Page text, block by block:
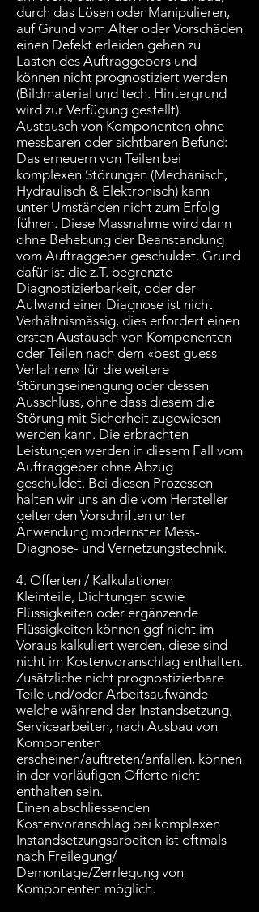
durch das Lösen oder Manipulieren,
auf Grund vom Alter oder Vorschäden
einen Defekt erleiden gehen zu
Lasten des Auftraggebers und
können nicht prognostiziert werden
(Bildmaterial und tech. Hintergrund
wird zur Verfügung gestellt).
Austausch von Komponenten ohne
messbaren oder sichtbaren Befund:
Das erneuern von Teilen bei
komplexen Störungen (Mechanisch,
Hydraulisch & Elektronisch) kann
unter Umständen nicht zum Erfolg
führen. Diese Massnahme wird dann
ohne Behebung der Beanstandung
vom Auftraggeber geschuldet. Grund
dafür ist die z.T. begrenzte
Diagnostizierbarkeit, oder der
Aufwand einer Diagnose ist nicht
Verhältnismässig, dies erfordert einen
ersten Austausch von Komponenten
oder Teilen nach dem «best guess
Verfahren» für die weitere
Störungseinengung oder dessen
Ausschluss, ohne dass diesem die
Störung mit Sicherheit zugewiesen
werden kann. Die erbrachten
Leistungen werden in diesem Fall vom
Auftraggeber ohne Abzug
geschuldet. Bei diesen Prozessen
halten wir uns an die vom Hersteller
geltenden Vorschriften unter
Anwendung modernster Mess-
Diagnose- und Vernetzungstechnik.
4. Offerten / Kalkulationen
Kleinteile, Dichtungen sowie
Flüssigkeiten oder ergänzende
Flüssigkeiten können ggf nicht im
Voraus kalkuliert werden, diese sind
nicht im Kostenvoranschlag enthalten.
Zusätzliche nicht prognostizierbare
Teile und/oder Arbeitsaufwände
welche während der Instandsetzung,
Servicearbeiten, nach Ausbau von
Komponenten
erscheinen/auftreten/anfallen, können
in der vorläufigen Offerte nicht
enthalten sein.
Einen abschliessenden
Kostenvoranschlag bei komplexen
Instandsetzungsarbeiten ist oftmals
nach Freilegung/
Demontage/Zerrlegung von
Komponenten möglich.